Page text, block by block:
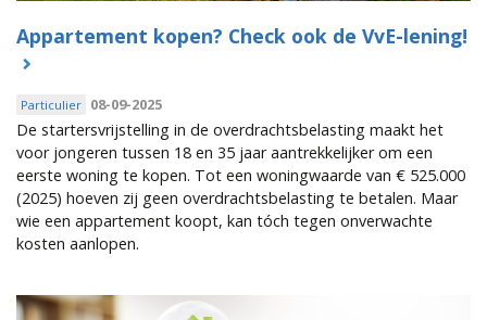
Appartement kopen? Check ook de VvE-lening!
Particulier 08-09-2025
De startersvrijstelling in de overdrachtsbelasting maakt het
voor jongeren tussen 18 en 35 jaar aantrekkelijker om een
eerste woning te kopen. Tot een woningwaarde van € 525.000
(2025) hoeven zij geen overdrachtsbelasting te betalen. Maar
wie een appartement koopt, kan tóch tegen onverwachte
kosten aanlopen.